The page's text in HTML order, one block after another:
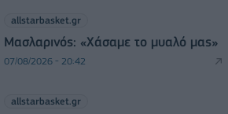
allstarbasket.gr
Μασλαρινός: «Χάσαμε το μυαλό μας»
07/08/2026 - 20:42
allstarbasket.gr